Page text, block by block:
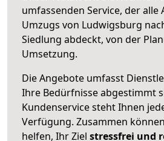
umfassenden Service, der alle
Umzugs von Ludwigsburg
Siedlung abdeckt, von der
Umsetzung.
Die Angebote umfasst
Ihre Bedürfnisse abgestimmt
Kundenservice steht Ihnen
Verfügung. Zusammen
helfen, Ihr Ziel stressfrei und